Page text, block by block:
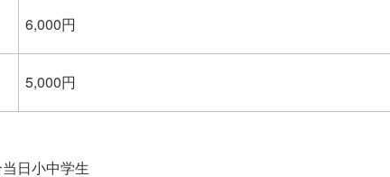
6,000円
5,000円
日小中学生